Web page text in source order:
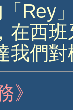
Rey
在西
我們
》